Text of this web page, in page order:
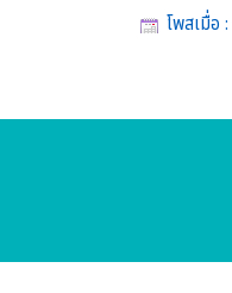
โพสเมื่อ :